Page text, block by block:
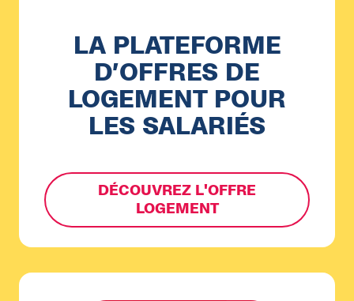
LA PLATEFORME
D’OFFRES DE
LOGEMENT POUR
LES SALARIÉS
DÉCOUVREZ L'OFFRE
LOGEMENT